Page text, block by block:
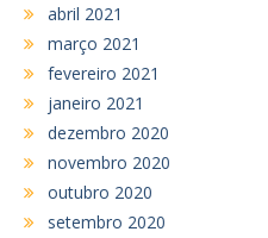
abril 2021
março 2021
fevereiro 2021
janeiro 2021
dezembro 2020
novembro 2020
outubro 2020
setembro 2020